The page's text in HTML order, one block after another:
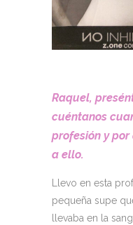
Raquel,
cuéntanos
profesión y
a ello.
Llevo en esta
pequeña supe
llevaba en la